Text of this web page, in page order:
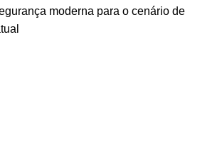
moderna para o cenário de